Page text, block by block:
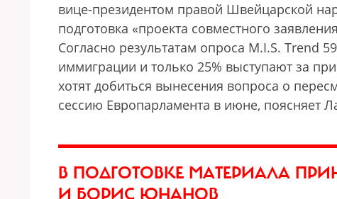
вице-президентом правой Швейцарской
подготовка «проекта совместного
Согласно результатам опроса M.I.S. Trend
иммиграции и только 25% выступают за
хотят добиться вынесения вопроса о
сессию Европарламента в июне, поясняет
В ПОДГОТОВКЕ МАТЕРИАЛА
И БОРИС ЮНАНОВ